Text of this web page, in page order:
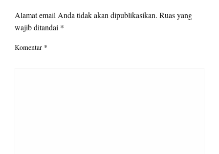
Alamat email Anda tidak akan dipublikasikan. Ruas yang
wajib ditandai *
Komentar *